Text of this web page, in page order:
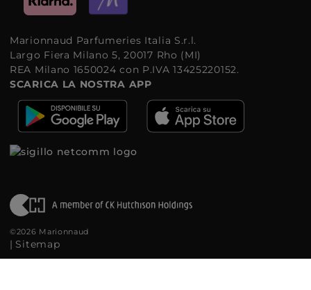
Marionnaud Parfumeries Italia S.r.l.
Largo Fiera Milano 5, 20017 Rho (MI)
REA Milano 1650024 con P.IVA 13425220152.
SCARICA LA NOSTRA APP
©2026 Marionnaud
| Sitemap